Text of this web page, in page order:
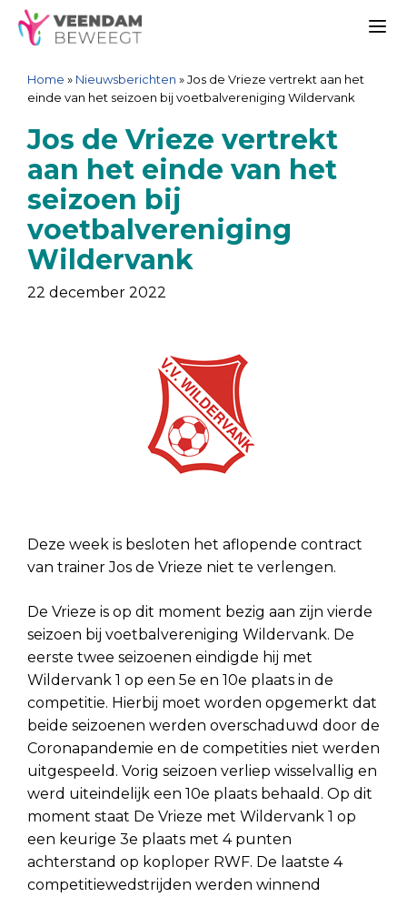
Ga
naar
inhoud
Spring
naar
navigatie
Sitemap
Ga
naar
inhoud
Home » Nieuwsberichten »Jos de Vrieze vertrekt aan het
einde van het seizoen bij voetbalvereniging Wildervank
Jos de Vrieze vertrekt
aan het einde van het
seizoen bij
voetbalvereniging
Wildervank
22 december 2022
Deze week is besloten het aflopende contract
van trainer Jos de Vrieze niet te verlengen.
De Vrieze is op dit moment bezig aan zijn vierde
seizoen bij voetbalvereniging Wildervank. De
eerste twee seizoenen eindigde hij met
Wildervank 1 op een 5e en 10e plaats in de
competitie. Hierbij moet worden opgemerkt dat
beide seizoenen werden overschaduwd door de
Coronapandemie en de competities niet werden
uitgespeeld. Vorig seizoen verliep wisselvallig en
werd uiteindelijk een 10e plaats behaald. Op dit
moment staat De Vrieze met Wildervank 1 op
een keurige 3e plaats met 4 punten
achterstand op koploper RWF. De laatste 4
competitiewedstrijden werden winnend